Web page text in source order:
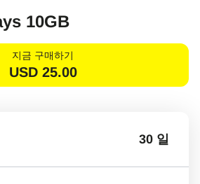
10GB
지금 구매하기
USD 25.00
30 일